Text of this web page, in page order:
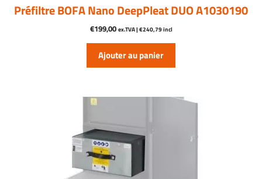
Préfiltre BOFA Nano DeepPleat DUO A1030190
€199,00 ex.TVA | €240,79incl
Ajouter au panier